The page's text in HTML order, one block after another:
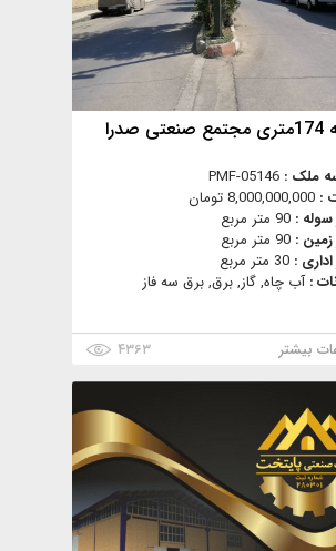
ملک : PMF-05146
: 8,000,000,000 تومان
سوله : 90 متر مربع
زمین : 90 متر مربع
اداری : 30 متر مربع
:آب چاه, گاز, برق, برق سه فاز
بیشتر ۴۳۶۳